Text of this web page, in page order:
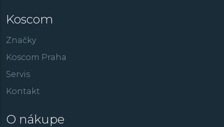
Koscom
Značky
Koscom Praha
Servis
Kontakt
O nákupe